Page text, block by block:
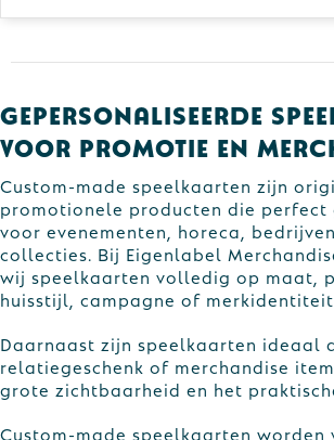
Ondergoed, Sokken en
Peuters en Baby's
Schoenen
Sleutelhangers en Lanyards
Snoepgoed
Spellen voor binnen en buiten
Veiligheid, Auto en Fiets
Vrije tijd en Strand
Custom-made speelkaarten
Plakstrips voor op de telefoon
Gepersonaliseerde
voor promotie en
Custom-made speelkaarten zijn
promotionele producten die perfect
voor evenementen, horeca,
collecties. Bij Eigenlabel
wij speelkaarten volledig op maat,
huisstijl, campagne of merkidentiteit.
Daarnaast zijn speelkaarten ideaal
relatiegeschenk of merchandise
grote zichtbaarheid en het
Custom-made speelkaarten worden